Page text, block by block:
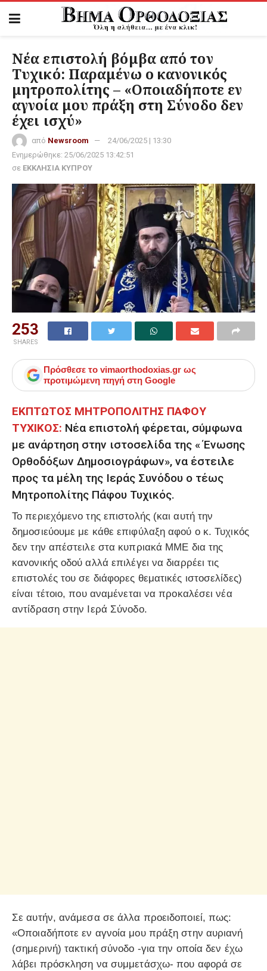
Νέα επιστολή βόμβα από τον
Τυχικό: Παραμένω ο κανονικός
μητροπολίτης – «Οποιαδήποτε εν
αγνοία μου πράξη στη Σύνοδο δεν
έχει ισχύ»
από Newsroom
24/06/2025 | 13:30
Ενημερώθηκε: 25/06/2025 13:42:51
σε ΕΚΚΛΗΣΙΑ ΚΥΠΡΟΥ
253
SHARES
Πρόσθεσε το vimaorthodoxias.gr ως
προτιμώμενη πηγή στη Google
ΕΚΠΤΩΤΟΣ ΜΗΤΡΟΠΟΛΙΤΗΣ ΠΑΦΟΥ
ΤΥΧΙΚΟΣ: Νέα επιστολή φέρεται, σύμφωνα
με ανάρτηση στην ιστοσελίδα της « Ένωσης
Ορθοδόξων Δημοσιογράφων», να έστειλε
προς τα μέλη της Ιεράς Συνόδου ο τέως
Μητροπολίτης Πάφου Τυχικός.
Το περιεχόμενο της επιστολής (και αυτή την
δημοσιεύουμε με κάθε επιφύλαξη αφού ο κ. Τυχικός
δεν την απέστειλε στα κυπριακά ΜΜΕ δια της
κανονικής οδού αλλά επιλέγει να διαρρέει τις
επιστολές του σε διάφορες θεματικές ιστοσελίδες)
είναι τέτοιο, που αναμένεται να προκαλέσει νέα
αντίδραση στην Ιερά Σύνοδο.
Σε αυτήν, ανάμεσα σε άλλα προειδοποιεί, πως:
«Οποιαδήποτε εν αγνοία μου πράξη στην αυριανή
(σημερινή) τακτική σύνοδο -για την οποία δεν έχω
λάβει πρόσκληση να συμμετάσχω- που αφορά σε